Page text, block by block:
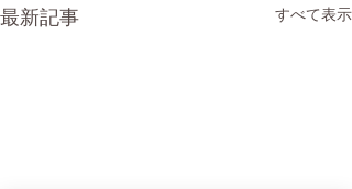
最新記事 すべて表示